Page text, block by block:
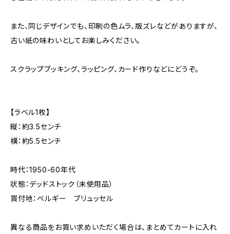
また、同じデザインでも、印刷の色ムラ、版ズレなどがありますが、
古い紙の味わいとしてお楽しみください。
スクラップブッキング、ラッピング、カード作りなどにどうぞ。
【ラベル1枚】
縦：約3.5センチ
横：約5.5センチ
時代：1950-60年代
状態：デッドストック（未使用品）
買付地：ベルギー ブリュッセル
異なる商品をお買い求めいただく場合は、まとめてカートに入れ